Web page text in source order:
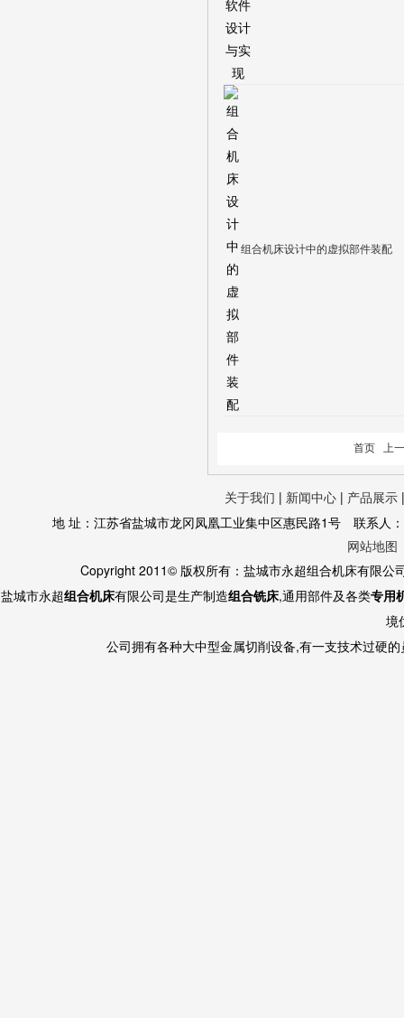
组合机床设计中的虚拟部件装配
首页 上
关于我们 | 新闻中心 | 产品展示
地 址：江苏省盐城市龙冈凤凰工业集中区惠民路1号 联系
网站地图
Copyright 2011© 版权所有：盐城市永超组合机床有限
盐城市永超组合机床有限公司是生产制造组合铣床,通用部件及各类专用
境
公司拥有各种大中型金属切削设备,有一支技术过硬